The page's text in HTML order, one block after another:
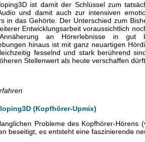
ist damit der Schlüssel zum
und damit auch zur intensiven
in das Gehörte. Der Unterschied zum
Entwicklungsarbeit voraussichtlich
an Hörerlebnisse in gut
hinaus ist mit ganz neuartigen
fesselnd und stark berührend
Stellenwert als heute verschaffen
(Kopfhörer-Upmix)
Probleme des Kopfhörer-Hörens
beseitigt, es entsteht eine faszinierende